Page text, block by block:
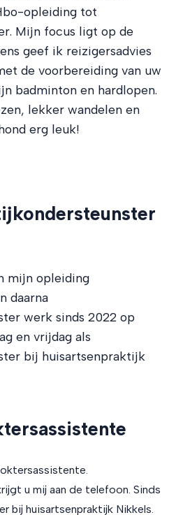
opleiding tot
Mijn focus ligt op de
geef ik reizigersadvies
de voorbereiding van uw
badminton en hardlopen.
lekker wandelen en
erg leuk!
mijn opleiding
daarna
werk sinds 2022 op
en vrijdag als
bij huisartsenpraktijk
u mij aan de telefoon. Sinds
bij huisartsenpraktijk Nikkels.